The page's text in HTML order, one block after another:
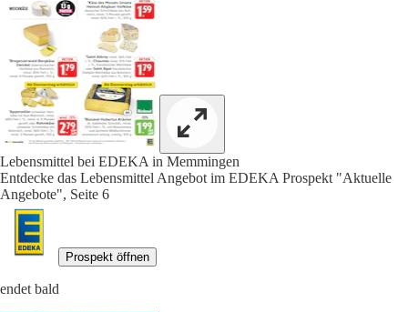
Lebensmittel bei EDEKA in Memmingen
Entdecke das Lebensmittel Angebot im EDEKA Prospekt "Aktuelle
Angebote", Seite 6
Prospekt öffnen
endet bald